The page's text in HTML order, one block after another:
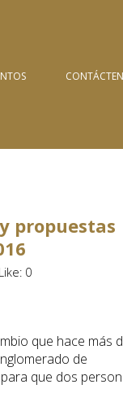
propuestas
Like: 0
que hace más
de
que dos